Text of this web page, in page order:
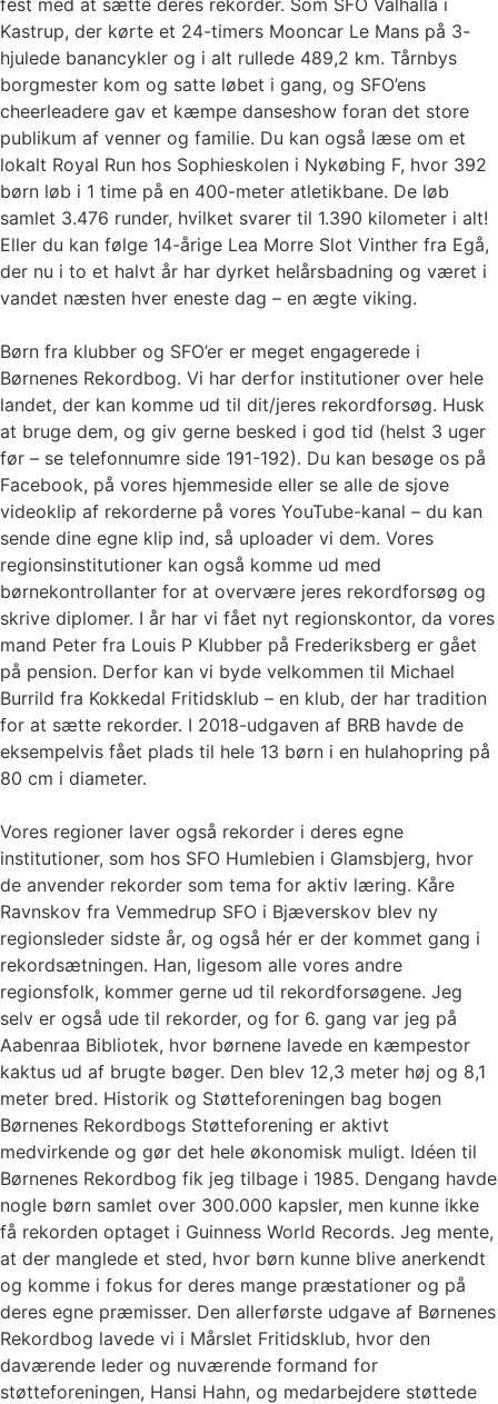
Kastrup, der kørte et 24-timers Mooncar Le Mans på 3-
hjulede banancykler og i alt rullede 489,2 km. Tårnbys
borgmester kom og satte løbet i gang, og SFO’ens
cheerleadere gav et kæmpe danseshow foran det store
publikum af venner og familie. Du kan også læse om et
lokalt Royal Run hos Sophieskolen i Nykøbing F, hvor 392
børn løb i 1 time på en 400-meter atletikbane. De løb
samlet 3.476 runder, hvilket svarer til 1.390 kilometer i alt!
Eller du kan følge 14-årige Lea Morre Slot Vinther fra Egå,
der nu i to et halvt år har dyrket helårsbadning og været i
vandet næsten hver eneste dag – en ægte viking.
Børn fra klubber og SFO’er er meget engagerede i
Børnenes Rekordbog. Vi har derfor institutioner over hele
landet, der kan komme ud til dit/jeres rekordforsøg. Husk
at bruge dem, og giv gerne besked i god tid (helst 3 uger
før – se telefonnumre side 191-192). Du kan besøge os på
Facebook, på vores hjemmeside eller se alle de sjove
videoklip af rekorderne på vores YouTube-kanal – du kan
sende dine egne klip ind, så uploader vi dem. Vores
regionsinstitutioner kan også komme ud med
børnekontrollanter for at overvære jeres rekordforsøg og
skrive diplomer. I år har vi fået nyt regionskontor, da vores
mand Peter fra Louis P Klubber på Frederiksberg er gået
på pension. Derfor kan vi byde velkommen til Michael
Burrild fra Kokkedal Fritidsklub – en klub, der har tradition
for at sætte rekorder. I 2018-udgaven af BRB havde de
eksempelvis fået plads til hele 13 børn i en hulahopring på
80 cm i diameter.
Vores regioner laver også rekorder i deres egne
institutioner, som hos SFO Humlebien i Glamsbjerg, hvor
de anvender rekorder som tema for aktiv læring. Kåre
Ravnskov fra Vemmedrup SFO i Bjæverskov blev ny
regionsleder sidste år, og også hér er der kommet gang i
rekordsætningen. Han, ligesom alle vores andre
regionsfolk, kommer gerne ud til rekordforsøgene. Jeg
selv er også ude til rekorder, og for 6. gang var jeg på
Aabenraa Bibliotek, hvor børnene lavede en kæmpestor
kaktus ud af brugte bøger. Den blev 12,3 meter høj og 8,1
meter bred. Historik og Støtteforeningen bag bogen
Børnenes Rekordbogs Støtteforening er aktivt
medvirkende og gør det hele økonomisk muligt. Idéen til
Børnenes Rekordbog fik jeg tilbage i 1985. Dengang havde
nogle børn samlet over 300.000 kapsler, men kunne ikke
få rekorden optaget i Guinness World Records. Jeg mente,
at der manglede et sted, hvor børn kunne blive anerkendt
og komme i fokus for deres mange præstationer og på
deres egne præmisser. Den allerførste udgave af Børnenes
Rekordbog lavede vi i Mårslet Fritidsklub, hvor den
daværende leder og nuværende formand for
støtteforeningen, Hansi Hahn, og medarbejdere støttede